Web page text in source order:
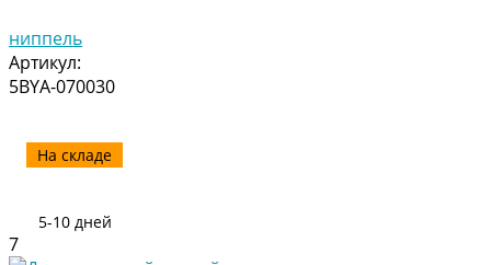
7
ниппель
Артикул:
5BYA-070030
На складе
5-10 дней